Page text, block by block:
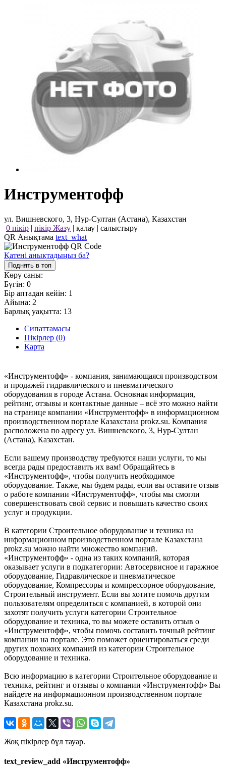
Инструментофф
ул. Вишневского, 3, Нур-Султан (Астана), Казахстан
0 пікір | пікір Жазу | қалау | салыстыру
QR Анықтама text_what
Қатені анықтадыңыз ба?
Поднять в топ
Көру саны:
Бүгін: 0
Бір аптадан кейін: 1
Айына: 2
Барлық уақытта: 13
Сипаттамасы
Пікірлер (0)
Карта
«Инструментофф» - компания, занимающаяся производством
и продажей гидравлического и пневматического
оборудования в городе Астана. Основная информация,
рейтинг, отзывы и контактные данные – всё это можно найти
на странице компании «Инструментофф» в информационном
производственном портале Казахстана prokz.su. Компания
расположена по адресу ул. Вишневского, 3, Нур-Султан
(Астана), Казахстан.
Если вашему производству требуются наши услуги, то мы
всегда рады предоставить их вам! Обращайтесь в
«Инструментофф», чтобы получить необходимое
оборудование. Также, мы будем рады, если вы оставите отзыв
о работе компании «Инструментофф», чтобы мы смогли
совершенствовать свой сервис и повышать качество своих
услуг и продукции.
В категории Строительное оборудование и техника на
информационном производственном портале Казахстана
prokz.su можно найти множество компаний.
«Инструментофф» - одна из таких компаний, которая
оказывает услуги в подкатегории: Автосервисное и гаражное
оборудование, Гидравлическое и пневматическое
оборудование, Компрессоры и компрессорное оборудование,
Строительный инструмент. Если вы хотите помочь другим
пользователям определиться с компанией, в которой они
захотят получить услуги категории Строительное
оборудование и техника, то вы можете оставить отзыв о
«Инструментофф», чтобы помочь составить точный рейтинг
компании на портале. Это поможет ориентироваться среди
других похожих компаний из категории Строительное
оборудование и техника.
Всю информацию в категории Строительное оборудование и
техника, рейтинг и отзывы о компании «Инструментофф» Вы
найдете на информационном производственном портале
Казахстана prokz.su.
Жоқ пікірлер бұл тауар.
text_review_add «Инструментофф»